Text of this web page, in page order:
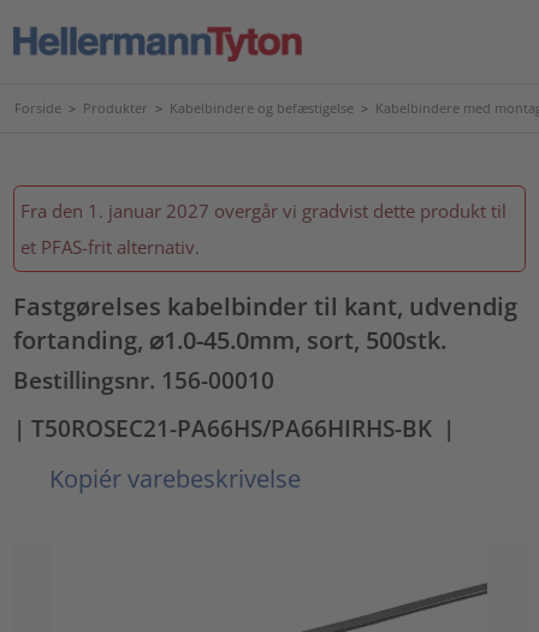
Forside > Produkter > Kabelbindere og befæstigelse > Kabelbindere med
Fra den 1. januar 2027 overgår vi gradvist dette produkt til
et PFAS-frit alternativ.
Fastgørelses kabelbinder til kant, udvendig
fortanding, ⌀1.0-45.0mm, sort, 500stk.
Bestillingsnr. 156-00010
| T50ROSEC21-PA66HS/PA66HIRHS-BK |
Kopiér varebeskrivelse